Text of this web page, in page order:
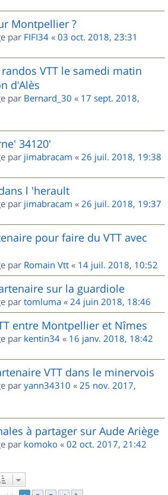
Montpellier ?
par FIFI34 « 03 oct. 2018, 23:31
VTT le samedi matin
d'Alès
par Bernard_30 « 17 sept. 2018,
34120'
par jimabracam « 26 juil. 2018, 19:38
l 'herault
par jimabracam « 26 juil. 2018, 19:37
pour faire du VTT avec
par Romain Vtt « 14 juil. 2018, 10:52
sur la guardiole
par tomluma « 24 juin 2018, 18:46
entre Montpellier et Nîmes
par kentin34 « 16 janv. 2018, 18:42
VTT dans le minervois
par yann34310 « 25 nov. 2017,
à partager sur Aude Ariège
par komoko « 02 oct. 2017, 21:42